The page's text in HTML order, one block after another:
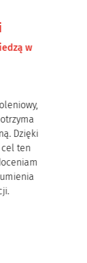
w
Dzięki
cel ten